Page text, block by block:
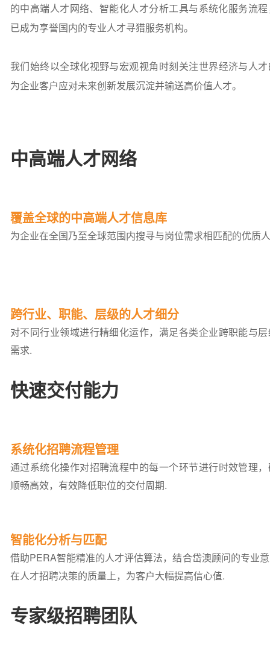
的中高端人才网络、智能化人才分析工具与系统化服务流
已成为享誉国内的专业人才寻猎服务机构。
我们始终以全球化视野与宏观视角时刻关注世界经济与人
为企业客户应对未来创新发展沉淀并输送高价值人才。
中高端人才网络
覆盖全球的中高端人才信息库
为企业在全国乃至全球范围内搜寻与岗位需求相匹配的优质
跨行业、职能、层级的人才细分
对不同行业领域进行精细化运作，满足各类企业跨职能与
需求.
快速交付能力
系统化招聘流程管理
通过系统化操作对招聘流程中的每一个环节进行时效管理
顺畅高效，有效降低职位的交付周期.
智能化分析与匹配
借助PERA智能精准的人才评估算法，结合岱澳顾问的专业
在人才招聘决策的质量上，为客户大幅提高信心值.
专家级招聘团队